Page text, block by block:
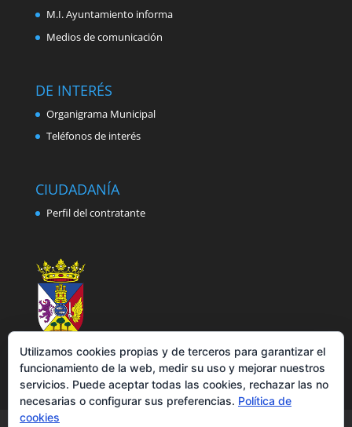
M.I. Ayuntamiento informa
Medios de comunicación
DE INTERÉS
Organigrama Municipal
Teléfonos de interés
CIUDADANÍA
Perfil del contratante
Utilizamos cookies propias y de terceros para garantizar el
funcionamiento de la web, medir su uso y mejorar nuestros
servicios. Puede aceptar todas las cookies, rechazar las no
necesarias o configurar sus preferencias. Política de
cookies